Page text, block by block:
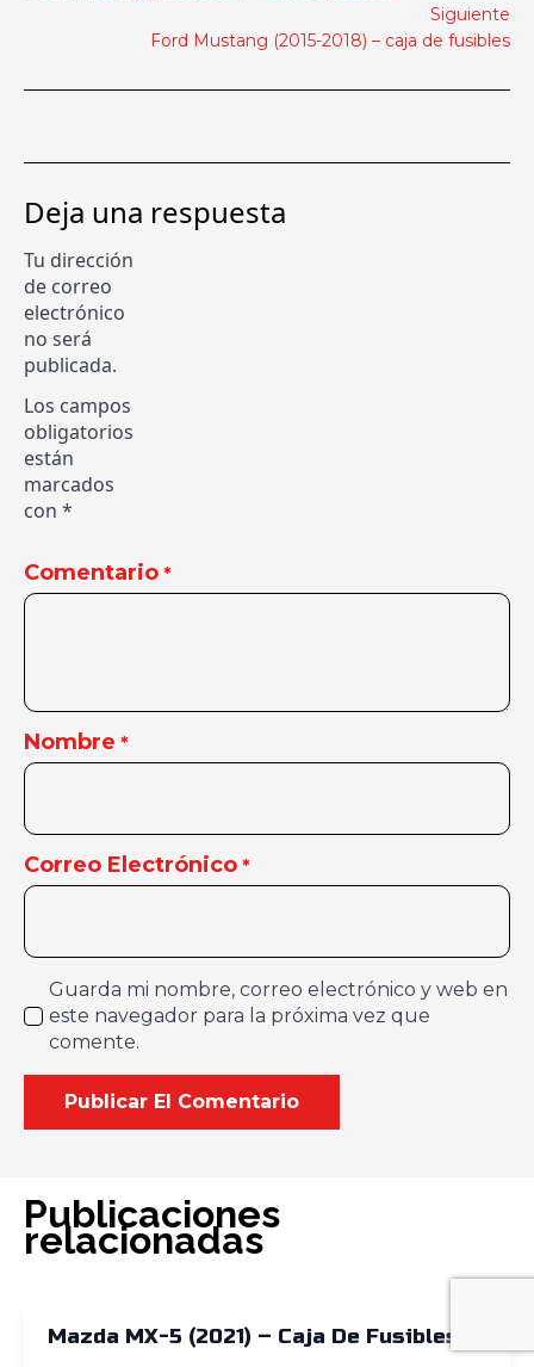
Siguiente
Ford Mustang (2015-2018) – caja de fusibles
Deja una respuesta
Tu dirección
de correo
electrónico
no será
publicada.
Los campos
obligatorios
están
marcados
con *
Comentario *
Nombre *
Correo Electrónico *
Guarda mi nombre, correo electrónico y web en
este navegador para la próxima vez que
comente.
Publicaciones
relacionadas
Mazda MX-5 (2021) – Caja De Fusibles